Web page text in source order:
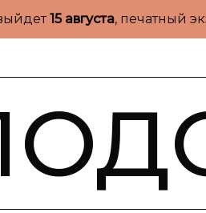
15 августа, печатный